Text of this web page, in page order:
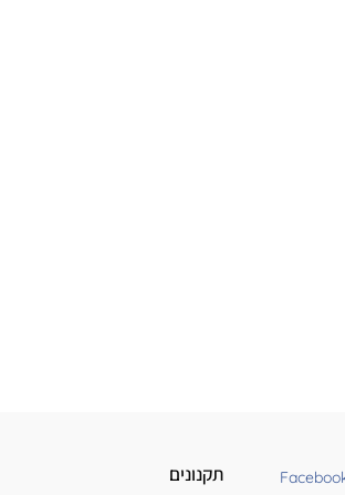
תקנונים